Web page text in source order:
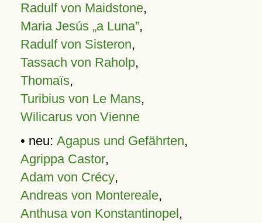
Radulf von Maidstone,
Maria Jesús „a Luna”,
Radulf von Sisteron,
Tassach von Raholp,
Thomaïs,
Turibius von Le Mans,
Wilicarus von Vienne
• neu: Agapus und Gefährten,
Agrippa Castor,
Adam von Crécy,
Andreas von Montereale,
Anthusa von Konstantinopel,